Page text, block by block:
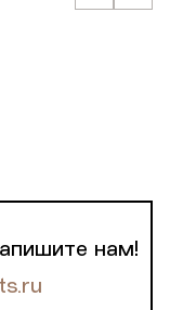
нам!